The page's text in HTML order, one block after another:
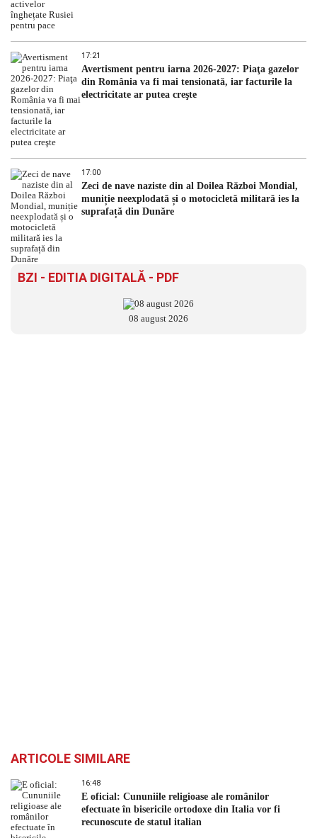
17:21
Avertisment pentru iarna 2026-2027: Piaţa gazelor
din România va fi mai tensionată, iar facturile la
electricitate ar putea creşte
17:00
Zeci de nave naziste din al Doilea Război Mondial,
muniție neexplodată și o motocicletă militară ies la
suprafață din Dunăre
BZI - EDITIA DIGITALĂ - PDF
08 august 2026
ARTICOLE SIMILARE
16:48
E oficial: Cununiile religioase ale românilor
efectuate în bisericile ortodoxe din Italia vor fi
recunoscute de statul italian